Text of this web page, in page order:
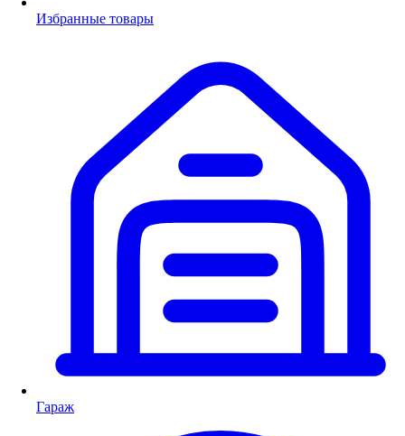
Избранные товары
Гараж